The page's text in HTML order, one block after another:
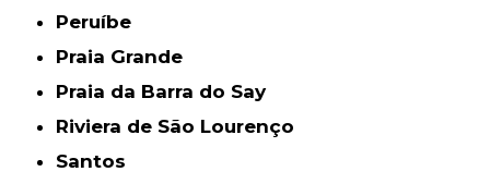
Peruíbe
Praia Grande
Praia da Barra do Say
Riviera de São Lourenço
Santos